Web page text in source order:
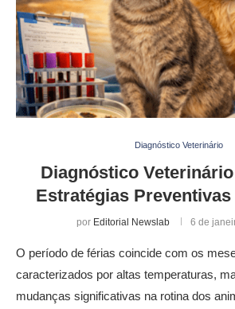
Diagnóstico Veterinário
Diagnóstico
Estratégias
por Editorial Newslab 6 de
O período de férias coincide com os
caracterizados por altas temperaturas,
mudanças significativas na rotina dos